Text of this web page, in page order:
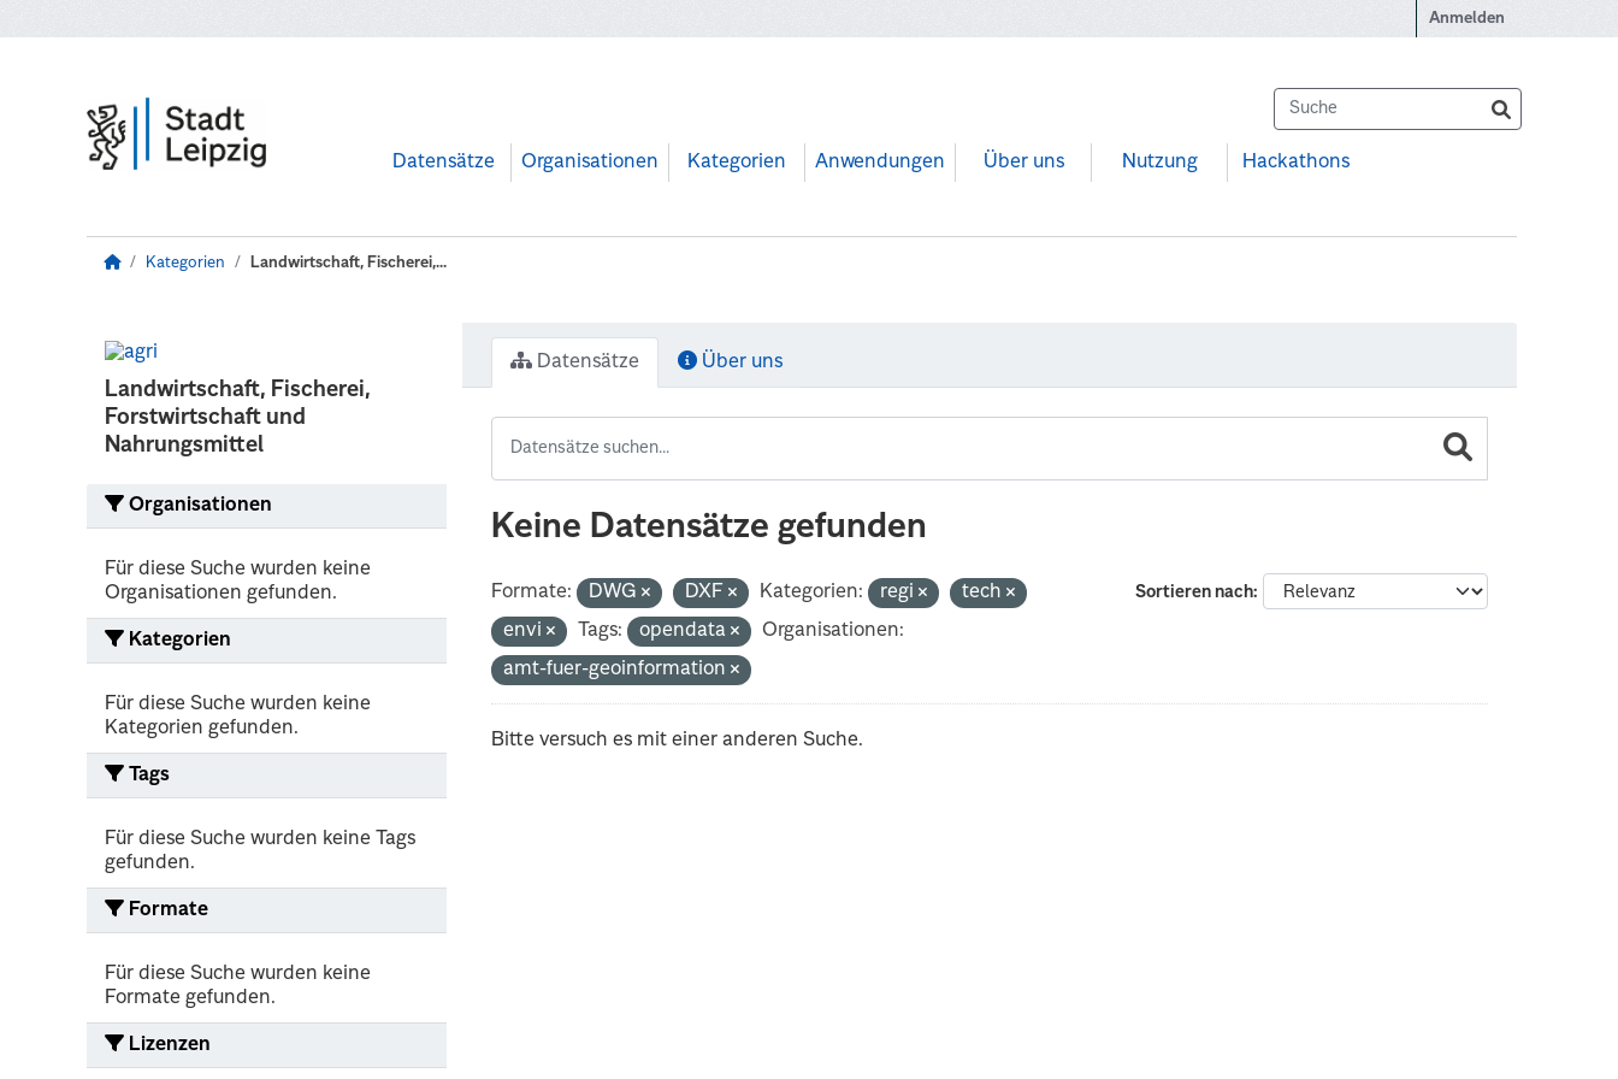
Anmelden
Datensätze Organisationen Kategorien Anwendungen Über uns Nutzung Hackathons
Kategorien Landwirtschaft, Fischerei,...
Landwirtschaft, Fischerei,
Forstwirtschaft und
Nahrungsmittel
Organisationen
Für diese Suche wurden keine
Organisationen gefunden.
Kategorien
Für diese Suche wurden keine
Kategorien gefunden.
Tags
Für diese Suche wurden keine Tags
gefunden.
Formate
Für diese Suche wurden keine
Formate gefunden.
Lizenzen
Datensätze Über uns
Keine Datensätze gefunden
Sortieren nach
Formate: DWG DXF Kategorien: regi
tech
envi
Tags: opendata
Organisationen:
amt-fuer-geoinformation
Bitte versuch es mit einer anderen Suche.